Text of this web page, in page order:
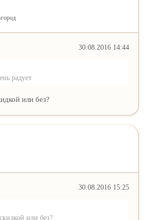
30.08.2016 14:44
радует
или без?
30.08.2016 15:25
или без?